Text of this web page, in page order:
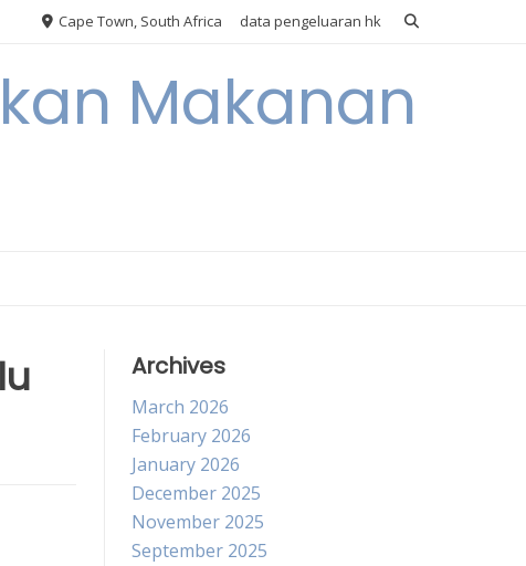
Cape Town, South Africa data pengeluaran hk
Makanan
Archives
March 2026
February 2026
January 2026
December 2025
November 2025
September 2025